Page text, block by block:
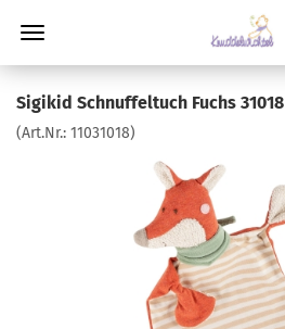
Sigikid Schnuffeltuch Fuchs 31018
(Art.Nr.: 11031018)